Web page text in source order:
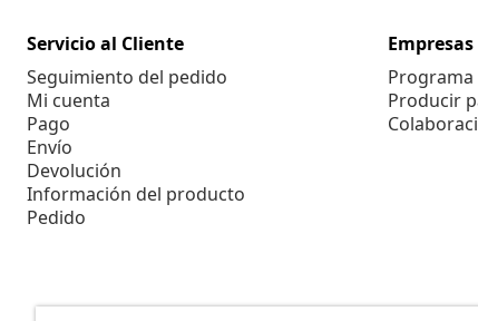
Servicio al Cliente
Seguimiento del pedido
Mi cuenta
Pago
Envío
Devolución
Información del producto
Pedido
Empresas
Programa
Producir